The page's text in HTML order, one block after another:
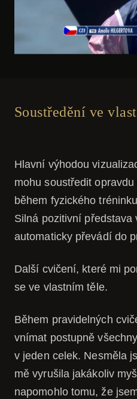
Soustředění ve
Hlavní výhodou
mohu soustředit
během fyzického
Silná pozitivní představa
automaticky převádí do
Další cvičení, které mi
se ve vlastním těle.
Během pravidelných
vnímat postupně
v jeden celek. Nesměla
mě vyrušila jakákoliv
napomohlo tomu, že